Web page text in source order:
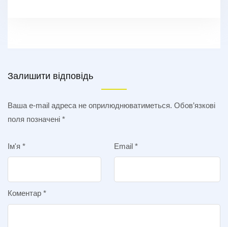
Залишити відповідь
Ваша e-mail адреса не оприлюднюватиметься. Обов’язкові
поля позначені *
Ім'я * Email *
Коментар *